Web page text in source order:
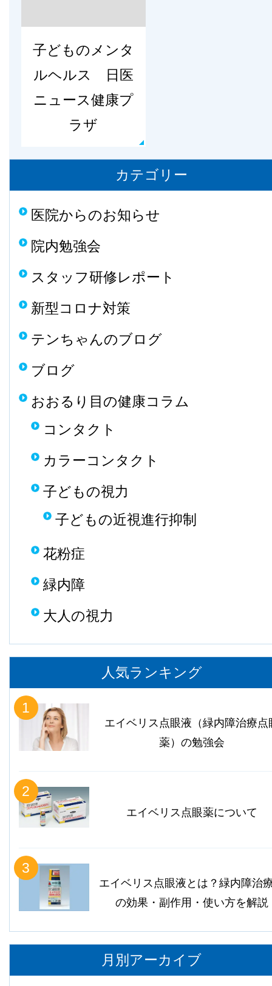
子どものメンタ
ルヘルス 日医
ニュース健康プ
ラザ
カテゴリー
医院からのお知らせ
院内勉強会
スタッフ研修レポート
新型コロナ対策
テンちゃんのブログ
ブログ
おおるり目の健康コラム
コンタクト
カラーコンタクト
子どもの視力
子どもの近視進行抑制
花粉症
緑内障
大人の視力
人気ランキング
1
エイベリス点眼液（緑内障治療点
薬）の勉強会
2
エイベリス点眼薬について
3
エイベリス点眼液とは？緑内障治
の効果・副作用・使い方を解説
月別アーカイブ